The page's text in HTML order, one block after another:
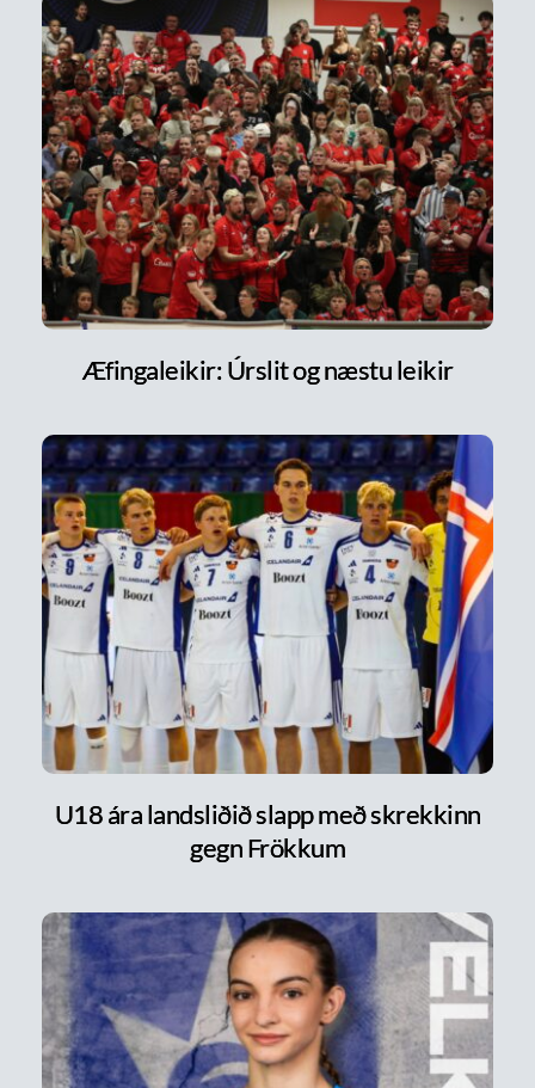
Æfingaleikir: Úrslit og næstu leikir
U18 ára landsliðið slapp með skrekkinn
gegn Frökkum